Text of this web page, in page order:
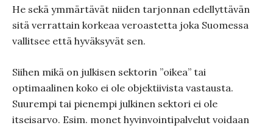
He sekä ymmärtävät niiden tarjonnan edellyttävän
sitä verrattain korkeaa veroastetta joka Suomessa
vallitsee että hyväksyvät sen.
Siihen mikä on julkisen sektorin ”oikea” tai
optimaalinen koko ei ole objektiivista vastausta.
Suurempi tai pienempi julkinen sektori ei ole
itseisarvo. Esim. monet hyvinvointipalvelut voidaan